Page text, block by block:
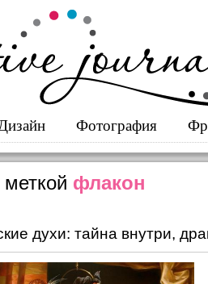
Дизайн Фотография
флакон
духи: тайна внутри,